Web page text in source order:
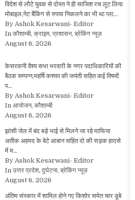
विदेश से लौटे युवक से दोस्त ने ही साजिश रच लूट लिया
मोबाइल,नेट बैंकिंग से रुपया निकलने का भी था प्ला…
By Ashok Kesarwani- Editor
In कौशाम्बी, क्राइम, प्रशासन, ब्रेकिंग न्यूज़
August 6, 2026
केसरवानी वैश्य सभा भरवारी के नगर पदाधिकारियों की
बैठक सम्पन्न,महर्षि कश्यप की जयंती सहित कई विषयों
प…
By Ashok Kesarwani- Editor
In आयोजन, कौशाम्बी
August 6, 2026
झांसी जेल में बंद बड़े भाई से मिलने जा रहे माफिया
अतीक अहमद के बेटे आबान सहित दो की सड़क हादसे
में म…
By Ashok Kesarwani- Editor
In उत्तर प्रदेश, दुर्घटना, ब्रेकिंग न्यूज़
August 6, 2026
अंतिम संस्कार में शामिल होने गए किशोर समेत चार डूबे